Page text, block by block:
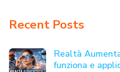
Recent Posts
Realtà
funziona e